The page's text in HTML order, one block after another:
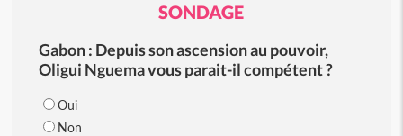
SONDAGE
Gabon : Depuis son ascension au pouvoir,
Oligui Nguema vous parait-il compétent ?
Oui
Non